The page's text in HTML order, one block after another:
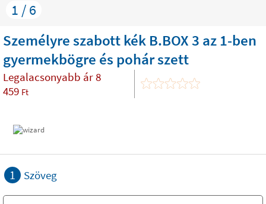
1 / 6
Személyre szabott kék B.BOX 3 az 1-ben
gyermekbögre és pohár szett
Legalacsonyabb ár8
459 Ft
1 Szöveg